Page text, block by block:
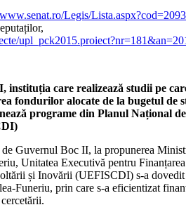
Legis/
instituția care realizează studii pe
fondurilor alocate de la bugetul de
programe din Planul Național
Guvernul Boc II, la propunerea
Unitatea Executivă pentru
și Inovării (UEFISCDI) s-a
Funeriu, prin care s-a eficientizat